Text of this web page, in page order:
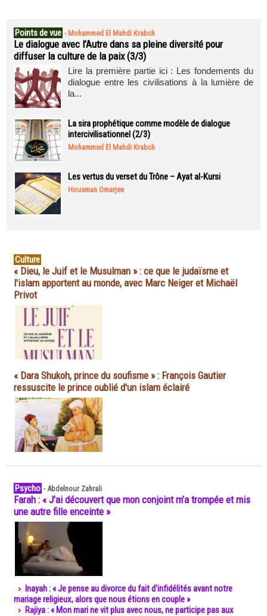
Points de vue - Mohammed El Mahdi Krabch
Le dialogue avec l’Autre dans sa pleine diversité pour
diffuser la culture de la paix (3/3)
Lire la première partie ici : Les fondements du
dialogue entre les civilisations à la lumière de
la...
La sira prophétique comme modèle de dialogue
intercivilisationnel (2/3)
Mohammed El Mahdi Krabch
Les vertus du verset du Trône – Ayat al-Kursi
Housman Omarjee
Culture
« Dieu, le Juif et le Musulman » : ce que le judaïsme et
l'islam apportent au monde, avec Marc Neiger et Michaël
Privot
« Dara Shukoh, prince du soufisme » : François Gautier
ressuscite le prince oublié d'un islam éclairé
Psycho -Abdelnour Zahrali
Farah : « J’ai découvert que mon conjoint m’a trompée et mis
une autre fille enceinte »
Inayah : « Je pense au divorce du fait d’infidélités avant notre
mariage religieux, alors que nous étions en couple »
Rajiya : « Mon mari ne vit plus avec nous, ne participe pas aux